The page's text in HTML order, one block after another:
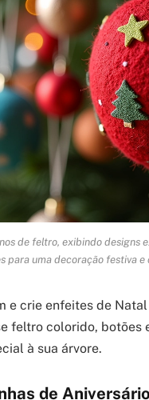
de feltro, exibindo designs
para uma decoração festiva e
e crie enfeites de
feltro colorido, botões
à sua árvore.
de Aniversário